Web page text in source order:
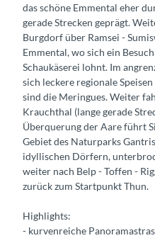
das schöne Emmental eher
gerade Strecken geprägt.
Burgdorf über Ramsei -
Emmental, wo sich ein
Schaukäserei lohnt. Im
sich leckere regionale
sind die Meringues. Weiter
Krauchthal (lange gerade
Überquerung der Aare führt
Gebiet des Naturparks
idyllischen Dörfern,
weiter nach Belp - Toffen -
zurück zum Startpunkt Thun.
Highlights:
- kurvenreiche